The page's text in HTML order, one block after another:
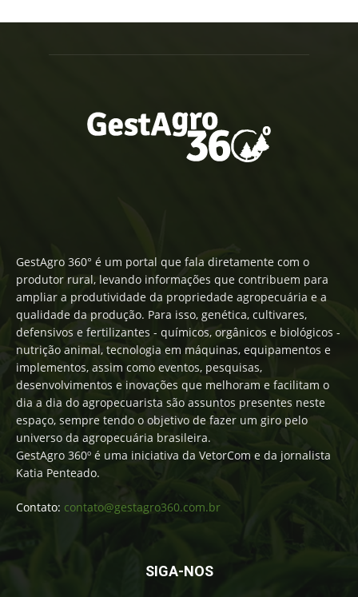
GestAgro 360° é um portal que fala diretamente com o
produtor rural, levando informações que contribuem para
ampliar a produtividade da propriedade agropecuária e a
qualidade da produção. Para isso, genética, cultivares,
defensivos e fertilizantes - químicos, orgânicos e biológicos -
nutrição animal, tecnologia em máquinas, equipamentos e
implementos, assim como eventos, pesquisas,
desenvolvimentos e inovações que melhoram e facilitam o
dia a dia do agropecuarista são assuntos presentes neste
espaço, sempre tendo o objetivo de fazer um giro pelo
universo da agropecuária brasileira.
GestAgro 360º é uma iniciativa da VetorCom e da jornalista
Katia Penteado.
Contato: contato@gestagro360.com.br
SIGA-NOS